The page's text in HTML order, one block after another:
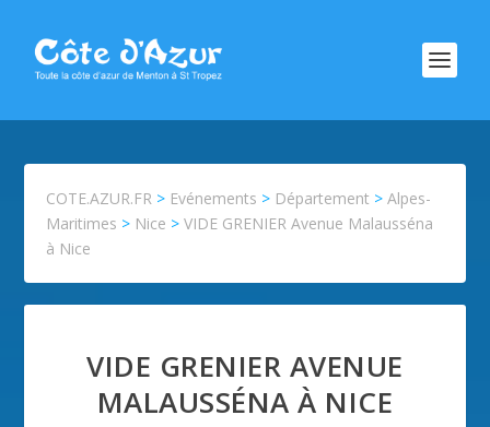
COTE.AZUR.FR > Evénements > Département >Alpes-
Maritimes > Nice >VIDE GRENIER Avenue Malausséna
à Nice
VIDE GRENIER AVENUE
MALAUSSÉNA À NICE